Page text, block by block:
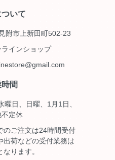
いて
附市上新田町502-23
インショップ
間
日、日曜、1月1日、
不定休
のご注文は24時間受付
出荷などの受付業務は
ります。